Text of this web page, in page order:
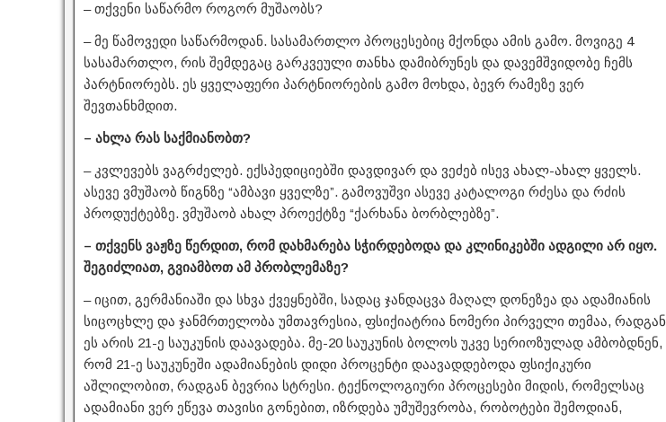
– თქვენი საწარმო როგორ მუშაობს?
– მე წამოვედი საწარმოდან. სასამართლო პროცესებიც მქონდა ამის გამო. მოვიგე 4
სასამართლო, რის შემდეგაც გარკვეული თანხა დამიბრუნეს და დავემშვიდობე ჩემს
პარტნიორებს. ეს ყველაფერი პარტნიორების გამო მოხდა, ბევრ რამეზე ვერ
შევთანხმდით.
– ახლა რას საქმიანობთ?
– კვლევებს ვაგრძელებ. ექსპედიციებში დავდივარ და ვეძებ ისევ ახალ-ახალ ყველს.
ასევე ვმუშაობ წიგნზე “ამბავი ყველზე”. გამოვუშვი ასევე კატალოგი რძესა და რძის
პროდუქტებზე. ვმუშაობ ახალ პროექტზე “ქარხანა ბორბლებზე”.
– თქვენს ვაჟზე წერდით, რომ დახმარება სჭირდებოდა და კლინიკებში ადგილი არ იყო.
შეგიძლიათ, გვიამბოთ ამ პრობლემაზე?
– იცით, გერმანიაში და სხვა ქვეყნებში, სადაც ჯანდაცვა მაღალ დონეზეა და ადამიანის
სიცოცხლე და ჯანმრთელობა უმთავრესია, ფსიქიატრია ნომერი პირველი თემაა, რადგან
ეს არის 21-ე საუკუნის დაავადება. მე-20 საუკუნის ბოლოს უკვე სერიოზულად ამბობდნენ,
რომ 21-ე საუკუნეში ადამიანების დიდი პროცენტი დაავადდებოდა ფსიქიკური
აშლილობით, რადგან ბევრია სტრესი. ტექნოლოგიური პროცესები მიდის, რომელსაც
ადამიანი ვერ ეწევა თავისი გონებით, იზრდება უმუშევრობა, რობოტები შემოდიან,